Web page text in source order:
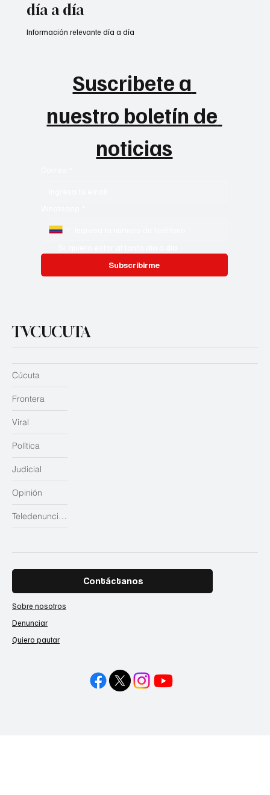
día a día
Suscribete a
nuestro boletín de
noticias
Subscribirme
Información relevante día a día
TVCUCUTA
Judicial
Opinión
Teledenuncias
Cúcuta
Frontera
Viral
Política
Contáctanos
Sobre nosotros
Denunciar
Quiero pautar